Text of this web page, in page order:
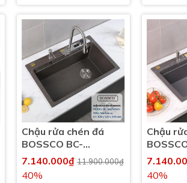
Chậu rửa chén đá
BOSSCO BC-
A8252NKS 1 hộc 2
phím đa năng
7.140.000₫11.900.000₫
40%
Chậu
phím đa
40%